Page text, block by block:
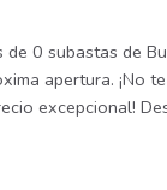
de 0 subastas de
apertura. ¡No
excepcional!